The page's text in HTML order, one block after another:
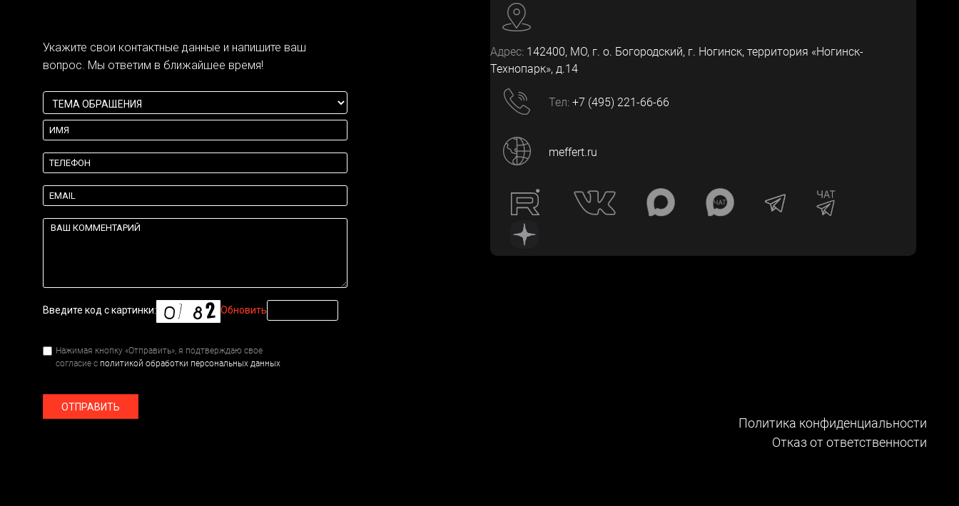
Укажите свои контактные данные и напишите ваш
вопрос. Мы ответим в ближайшее время!
Введите код с картинки: Обновить
Нажимая кнопку «Отправить», я подтверждаю свое
согласие с политикой обработки персональных данных
ОТПРАВИТЬ
Адрес: 142400, МО, г. о. Богородский, г. Ногинск, территория «Ногинск-
Технопарк», д.14
Тел: +7 (495) 221-66-66
meffert.ru
Политика конфиденциальности
Отказ от ответственности